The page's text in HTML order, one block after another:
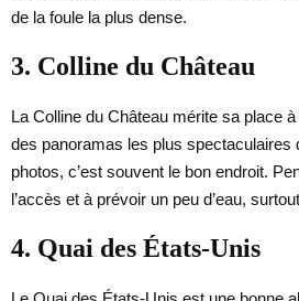
de la foule la plus dense.
3. Colline du Château
La Colline du Château mérite sa place à
des panoramas les plus spectaculaires
photos, c’est souvent le bon endroit.
l’accès et à prévoir un peu d’eau,
4. Quai des États-Unis